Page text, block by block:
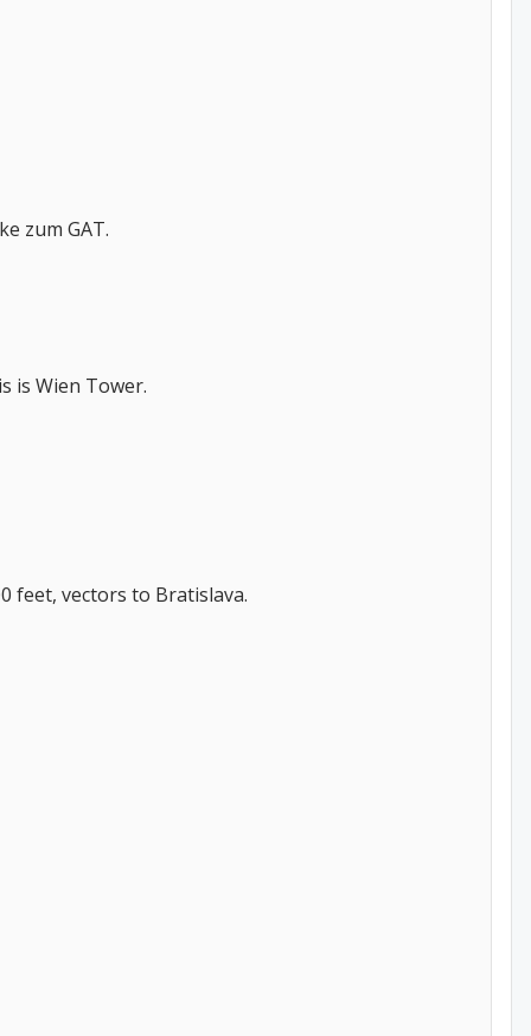
zum GAT.
is Wien Tower.
feet, vectors to Bratislava.